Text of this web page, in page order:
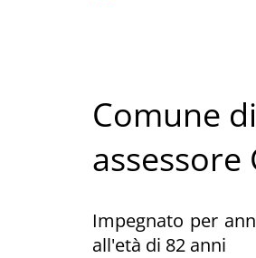
Comune
Impegnato per
all'età di 82 anni